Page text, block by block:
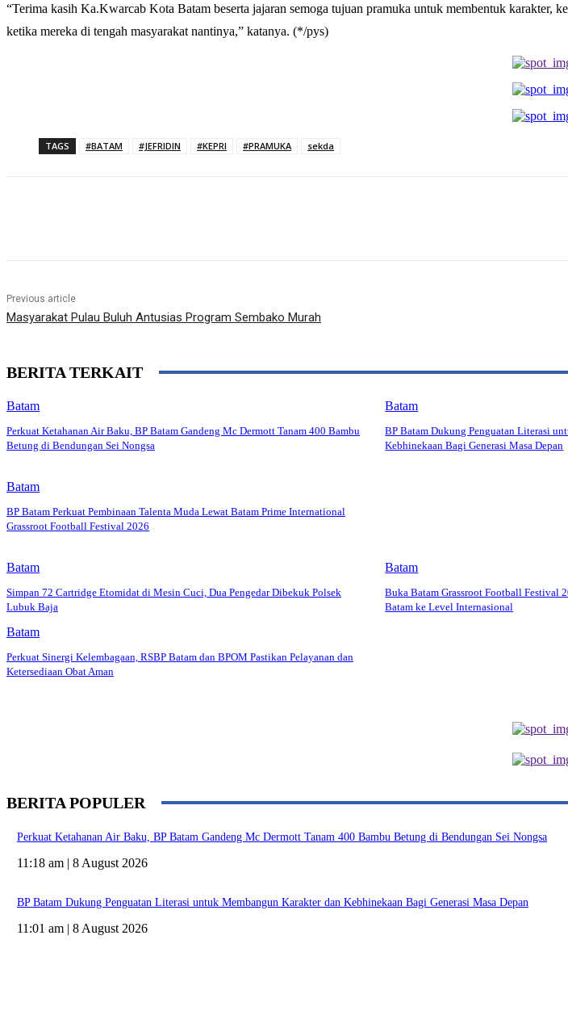
“Terima kasih Ka.Kwarcab Kota Batam beserta jajaran semoga tujuan pramuka untuk membentuk karakter,
ketika mereka di tengah masyarakat nantinya,” katanya. (*/pys)
TAGS #BATAM #JEFRIDIN #KEPRI #PRAMUKA sekda
Previous article
Masyarakat Pulau Buluh Antusias Program Sembako Murah
BERITA TERKAIT
Batam
Perkuat Ketahanan Air Baku, BP Batam Gandeng Mc Dermott Tanam 400 Bambu
Betung di Bendungan Sei Nongsa
Batam
BP Batam Dukung Penguatan Literasi
Kebhinekaan Bagi Generasi Masa Depan
Batam
BP Batam Perkuat Pembinaan Talenta Muda Lewat Batam Prime International
Grassroot Football Festival 2026
Batam
Simpan 72 Cartridge Etomidat di Mesin Cuci, Dua Pengedar Dibekuk Polsek
Lubuk Baja
Batam
Buka Batam Grassroot Football Festival
Batam ke Level Internasional
Batam
Perkuat Sinergi Kelembagaan, RSBP Batam dan BPOM Pastikan Pelayanan dan
Ketersediaan Obat Aman
BERITA POPULER
Perkuat Ketahanan Air Baku, BP Batam Gandeng Mc Dermott Tanam 400 Bambu Betung di Bendungan Sei Nongsa
11:18 am | 8 August 2026
BP Batam Dukung Penguatan Literasi untuk Membangun Karakter dan Kebhinekaan Bagi Generasi Masa Depan
11:01 am | 8 August 2026